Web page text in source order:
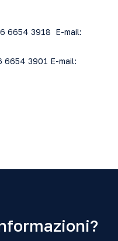
6654 3918 E-mail:
6654 3901 E-mail: